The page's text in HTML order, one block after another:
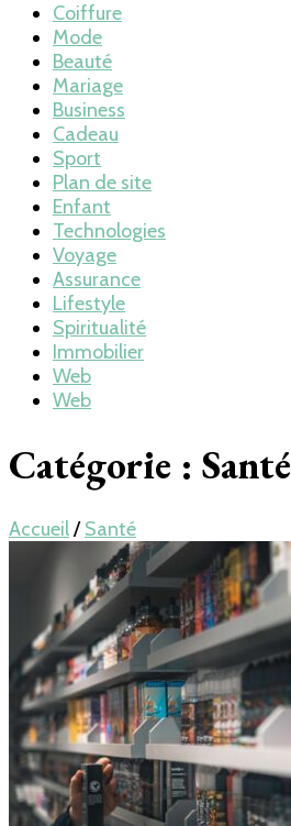
Coiffure
Mode
Beauté
Mariage
Business
Cadeau
Sport
Plan de site
Enfant
Technologies
Voyage
Assurance
Lifestyle
Spiritualité
Immobilier
Web
Web
Catégorie : Santé
Accueil/ Santé